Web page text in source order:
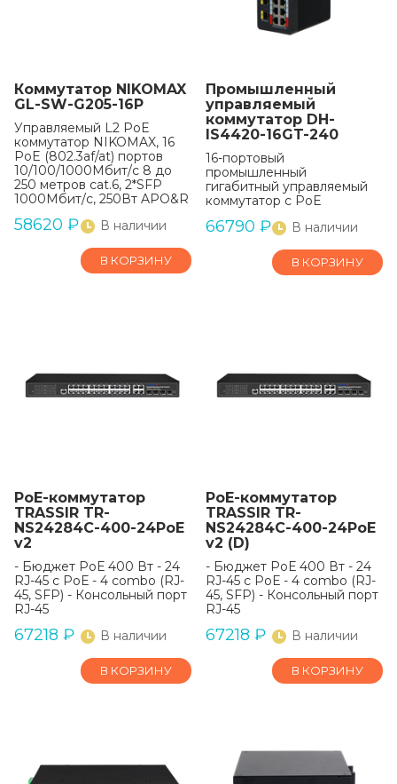
Коммутатор NIKOMAX
GL-SW-G205-16P
Управляемый L2 PoE
коммутатор NIKOMAX, 16
PoE (802.3af/at) портов
10/100/1000Мбит/с 8 до
250 метров cat.6, 2*SFP
1000Мбит/с, 250Вт APO&R
58620 ₽ В наличии
В КОРЗИНУ
Промышленный
управляемый
коммутатор DH-
IS4420-16GT-240
16-портовый
промышленный
гигабитный управляемый
коммутатор с PoE
66790 ₽ В наличии
В КОРЗИНУ
РоЕ-коммутатор
TRASSIR TR-
NS24284C-400-24PoE
v2
- Бюджет РоЕ 400 Вт - 24
RJ-45 с РоЕ - 4 combo (RJ-
45, SFP) - Консольный порт
RJ-45
67218 ₽ В наличии
В КОРЗИНУ
РоЕ-коммутатор
TRASSIR TR-
NS24284C-400-24PoE
v2 (D)
- Бюджет РоЕ 400 Вт - 24
RJ-45 с РоЕ - 4 combo (RJ-
45, SFP) - Консольный порт
RJ-45
67218 ₽ В наличии
В КОРЗИНУ